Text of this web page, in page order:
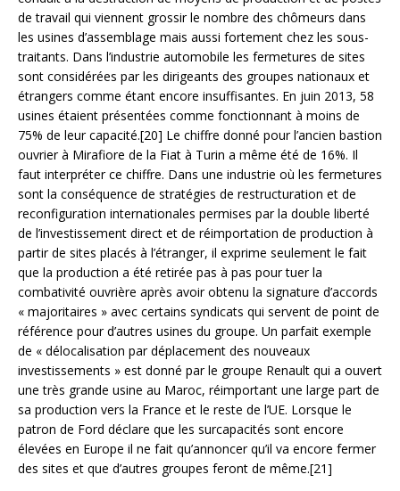
de travail qui viennent grossir le nombre des chômeurs dans
les usines d’assemblage mais aussi fortement chez les sous-
traitants. Dans l’industrie automobile les fermetures de sites
sont considérées par les dirigeants des groupes nationaux et
étrangers comme étant encore insuffisantes. En juin 2013, 58
usines étaient présentées comme fonctionnant à moins de
75% de leur capacité.[20] Le chiffre donné pour l’ancien bastion
ouvrier à Mirafiore de la Fiat à Turin a même été de 16%. Il
faut interpréter ce chiffre. Dans une industrie où les fermetures
sont la conséquence de stratégies de restructuration et de
reconfiguration internationales permises par la double liberté
de l’investissement direct et de réimportation de production à
partir de sites placés à l’étranger, il exprime seulement le fait
que la production a été retirée pas à pas pour tuer la
combativité ouvrière après avoir obtenu la signature d’accords
« majoritaires » avec certains syndicats qui servent de point de
référence pour d’autres usines du groupe. Un parfait exemple
de « délocalisation par déplacement des nouveaux
investissements » est donné par le groupe Renault qui a ouvert
une très grande usine au Maroc, réimportant une large part de
sa production vers la France et le reste de l’UE. Lorsque le
patron de Ford déclare que les surcapacités sont encore
élevées en Europe il ne fait qu’annoncer qu’il va encore fermer
des sites et que d’autres groupes feront de même.[21]